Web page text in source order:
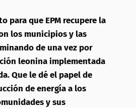
para que EPM recupere la
los municipios y las
de una vez por
leonina implementada
Que le dé el papel de
de energía a los
y sus